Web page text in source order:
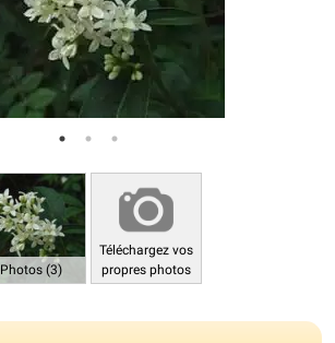
Photos (3)
Téléchargez vos
propres photos